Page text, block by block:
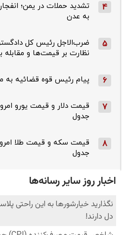
4
تشدید حملات در یمن؛
به عدن
5
ضرب‌الاجل رئیس کل
نظارت بر قیمت‌ها و مقابله
6 پیام رئیس قوه قضائیه
7
جدول
8
جدول